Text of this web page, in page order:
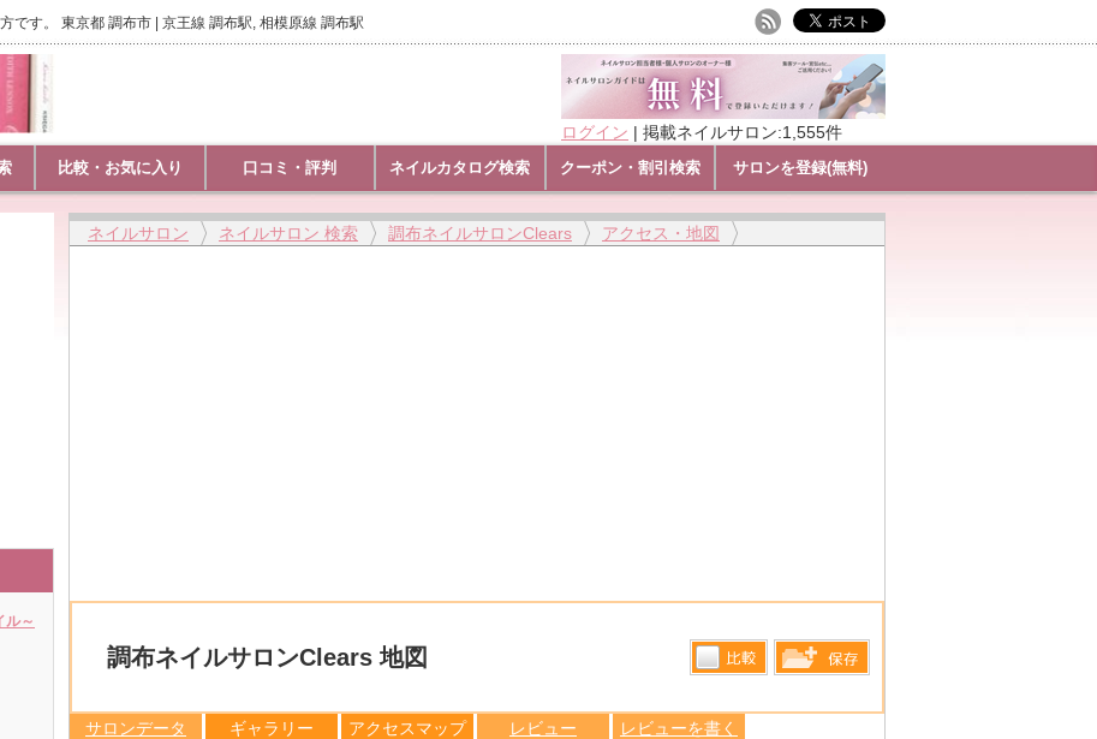
です。 東京都 調布市 | 京王線 調布駅, 相模原線 調布駅
比較・お気に入り 口コミ・評判 ネイルカタログ検索 クーポン・割引検索 サロンを登録(無料)
ログイン | 掲載ネイルサロン:1,555件
ネイルサロン ネイルサロン 検索 調布ネイルサロンClears アクセス・地図
調布ネイルサロンClears 地図
る
サロンデータ ギャラリー アクセスマップ レビュー レビューを書く
～